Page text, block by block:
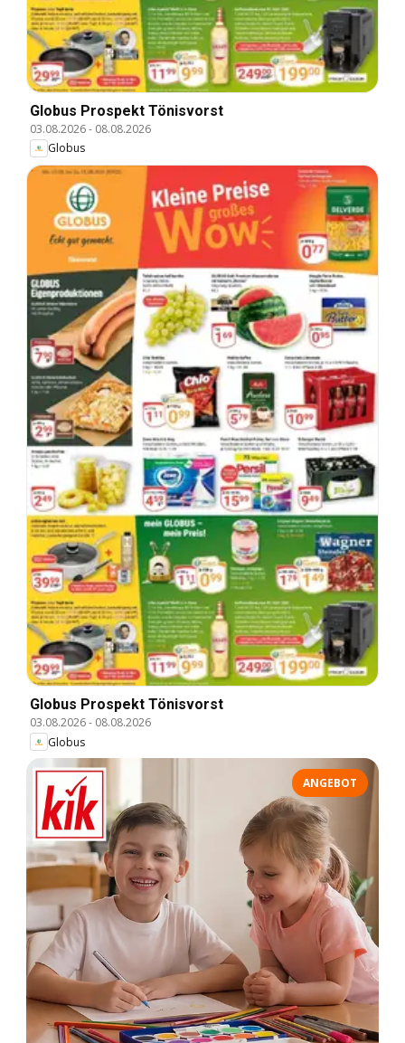
Globus Prospekt Tönisvorst
03.08.2026- 08.08.2026
Globus
Globus Prospekt Tönisvorst
03.08.2026- 08.08.2026
Globus
ANGEBOT